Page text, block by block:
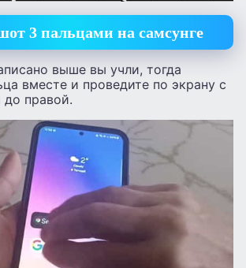
3 пальцами на самсунге
выше вы учли, тогда
вместе и проведите по экрану с
правой.